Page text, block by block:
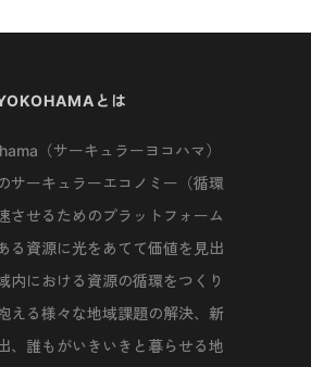
とは
（サーキュラーヨコハマ）
サーキュラーエコノミー（循環
させるためのプラットフォーム
る資源に光をあてて価値を見出
内における資源の循環をつくり
える様々な地域課題の解決、新
、誰もがいきいきと暮らせる地